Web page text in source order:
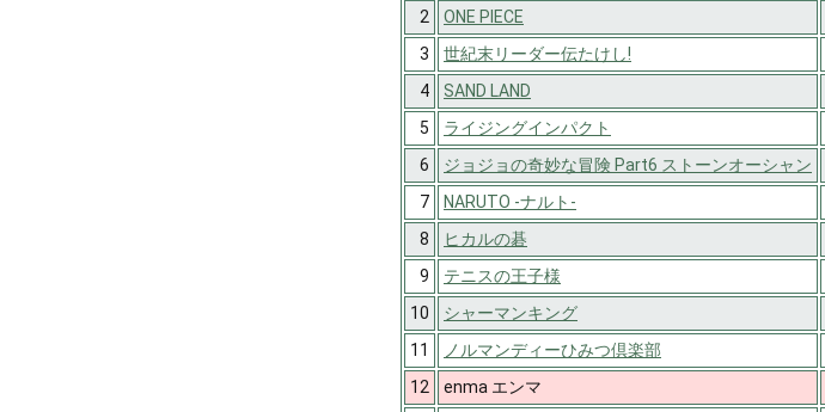
2
ONE PIECE
3
世紀末リーダー伝たけし!
4
SAND LAND
5
ライジングインパクト
6
ジョジョの奇妙な冒険 Part6 ストーンオーシャン
7
NARUTO -ナルト-
8
ヒカルの碁
9
テニスの王子様
10
シャーマンキング
11
ノルマンディーひみつ倶楽部
12
enma エンマ